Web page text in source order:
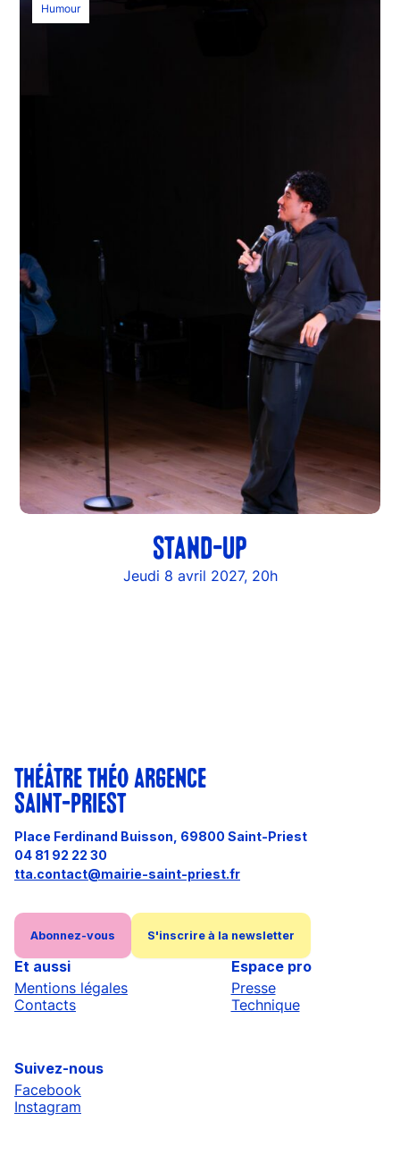
Humour
STAND-UP
Jeudi 8 avril 2027, 20h
THÉÂTRE THÉO ARGENCE
SAINT-PRIEST
Place Ferdinand Buisson, 69800 Saint-Priest
04 81 92 22 30
tta.contact@mairie-saint-priest.fr
Abonnez-vous S'inscrire à la newsletter
Et aussi
Mentions légales
Contacts
Espace pro
Presse
Technique
Suivez-nous
Facebook
Instagram